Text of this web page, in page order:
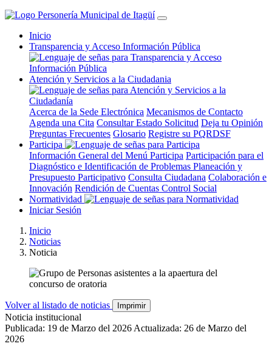
Inicio
Transparencia y Acceso Información Pública
Atención y Servicios a la Ciudadania
Acerca de la Sede Electrónica Mecanismos de Contacto
Agenda una Cita Consultar Estado Solicitud Deja tu Opinión
Preguntas Frecuentes Glosario Registre su PQRDSF
Participa
Información General del Menú Participa Participación para el
Diagnóstico e Identificación de Problemas Planeación y
Presupuesto Participativo Consulta Ciudadana Colaboración e
Innovación Rendición de Cuentas Control Social
Normatividad
Iniciar Sesión
Inicio
Noticias
Noticia
Volver al listado de noticias Imprimir
Noticia institucional
Publicada: 19 de Marzo del 2026 Actualizada: 26 de Marzo del
2026